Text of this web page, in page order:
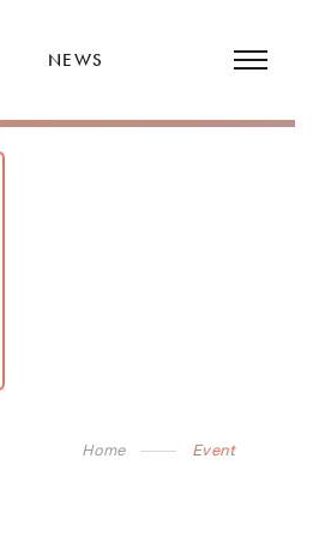
NEWS
Home Event